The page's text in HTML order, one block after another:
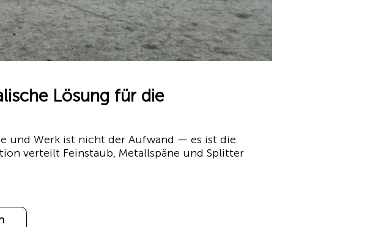
Lösung für die
und Werk ist nicht der Aufwand — es ist die
verteilt Feinstaub, Metallspäne und Splitter